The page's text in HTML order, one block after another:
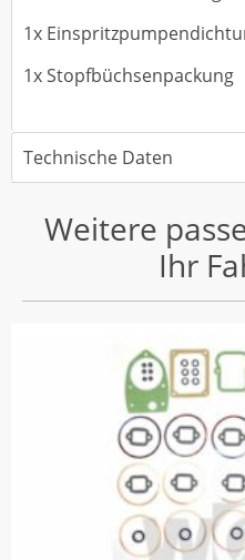
1x
1x Stopfbüchsenpackung
Technische Daten
Weitere
Ihr